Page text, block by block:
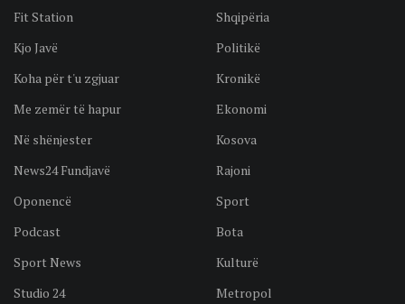
Fit Station
Kjo Javë
Koha për t'u zgjuar
Me zemër të hapur
Në shënjester
News24 Fundjavë
Oponencë
Podcast
Sport News
Studio 24
Shqipëria
Politikë
Kronikë
Ekonomi
Kosova
Rajoni
Sport
Bota
Kulturë
Metropol